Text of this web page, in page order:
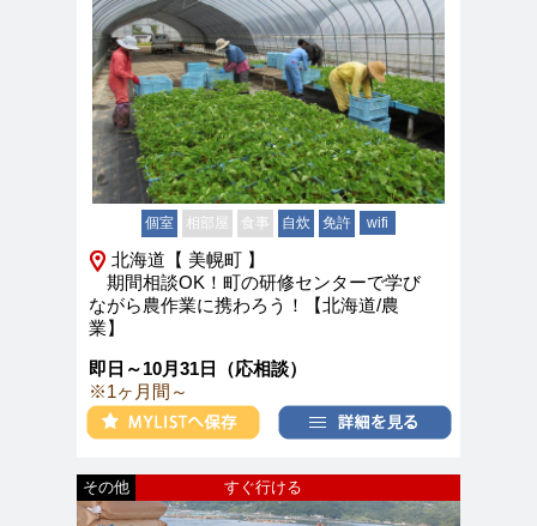
個室 相部屋 食事 自炊 免許 wifi
北海道【 美幌町 】
期間相談OK！町の研修センターで学び
ながら農作業に携わろう！【北海道/農
業】
即日～10月31日（応相談）
※1ヶ月間～
すぐ行ける
その他